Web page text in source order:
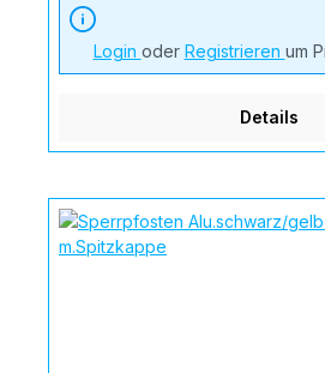
Login oder Registrieren um
Details